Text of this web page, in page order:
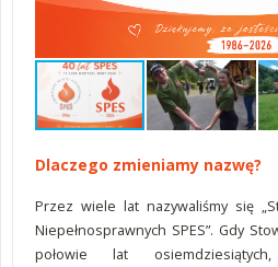
Dlaczego zmieniamy nazwę?
Przez wiele lat nazywaliśmy się
Niepełnosprawnych SPES”. Gdy
połowie lat